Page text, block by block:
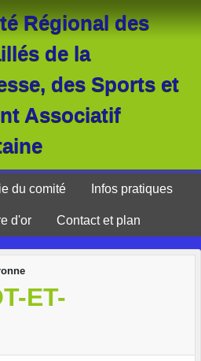
Régional des
de la
des Sports et
Associatif
du comité Infos pratiques
d'or Contact et plan
ET-